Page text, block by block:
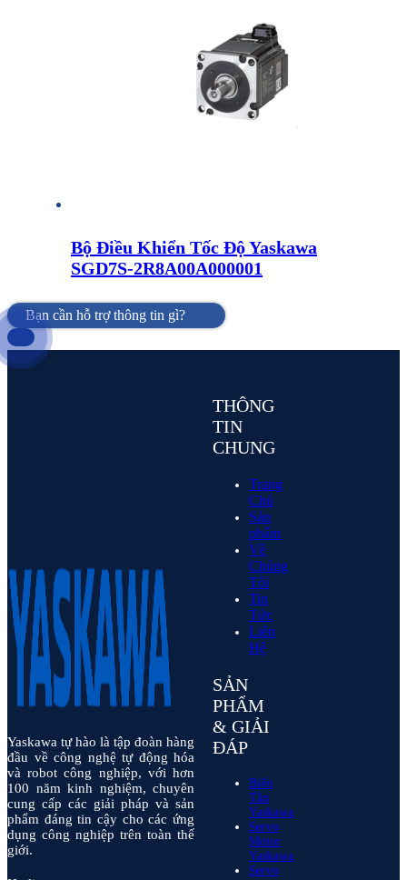
Bộ Điều Khiển Tốc Độ Yaskawa
SGD7S-2R8A00A000001
Bạn cần hỗ trợ thông tin gì?
Yaskawa tự hào là tập đoàn hàng
đầu về công nghệ tự động hóa
và robot công nghiệp, với hơn
100 năm kinh nghiệm, chuyên
cung cấp các giải pháp và sản
phẩm đáng tin cậy cho các ứng
dụng công nghiệp trên toàn thế
giới.
THÔNG
TIN
CHUNG
Trang
Chủ
Sản
phẩm
Về
Chúng
Tôi
Tin
Tức
Liên
Hệ
SẢN
PHẨM
& GIẢI
ĐÁP
Biến
Tần
Yaskawa
Servo
Motor
Yaskawa
Servo